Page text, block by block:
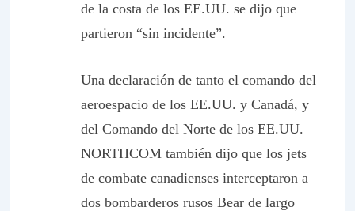
de la costa de los EE.UU. se dijo que
partieron “sin incidente”.
Una declaración de tanto el comando del
aeroespacio de los EE.UU. y Canadá, y
del Comando del Norte de los EE.UU.
NORTHCOM también dijo que los jets
de combate canadienses interceptaron a
dos bombarderos rusos Bear de largo